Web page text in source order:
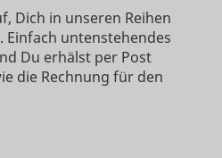
Dich in unseren Reihen
untenstehendes
Du erhälst per Post
die Rechnung für den